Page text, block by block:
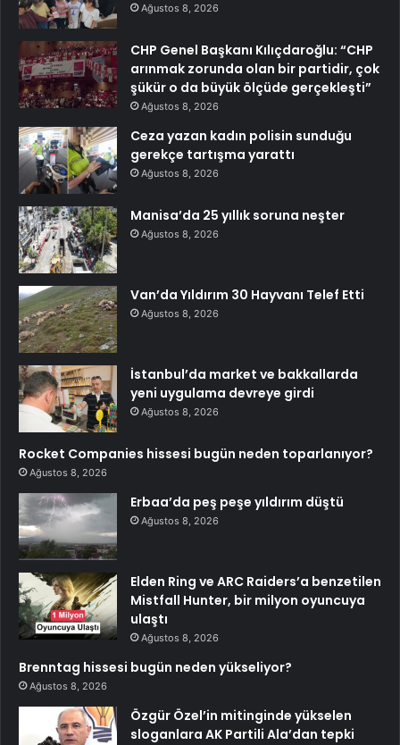
Ağustos 8, 2026
CHP Genel Başkanı Kılıçdaroğlu: “CHP
arınmak zorunda olan bir partidir, çok
şükür o da büyük ölçüde gerçekleşti”
Ağustos 8, 2026
Ceza yazan kadın polisin sunduğu
gerekçe tartışma yarattı
Ağustos 8, 2026
Manisa’da 25 yıllık soruna neşter
Ağustos 8, 2026
Van’da Yıldırım 30 Hayvanı Telef Etti
Ağustos 8, 2026
İstanbul’da market ve bakkallarda
yeni uygulama devreye girdi
Ağustos 8, 2026
Rocket Companies hissesi bugün neden toparlanıyor?
Ağustos 8, 2026
Erbaa’da peş peşe yıldırım düştü
Ağustos 8, 2026
Elden Ring ve ARC Raiders’a benzetilen
Mistfall Hunter, bir milyon oyuncuya
ulaştı
Ağustos 8, 2026
Brenntag hissesi bugün neden yükseliyor?
Ağustos 8, 2026
Özgür Özel’in mitinginde yükselen
sloganlara AK Partili Ala’dan tepki